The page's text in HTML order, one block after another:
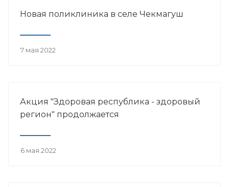
Новая поликлиника в селе Чекмагуш
7 мая 2022
Акция "Здоровая республика - здоровый
регион" продолжается
6 мая 2022